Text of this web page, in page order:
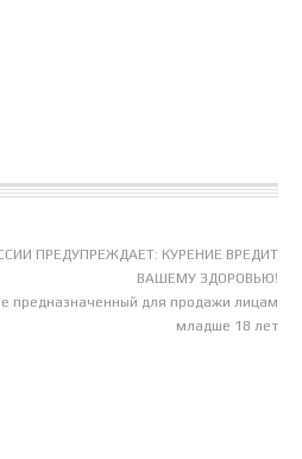
ПРЕДУПРЕЖДАЕТ: КУРЕНИЕ ВРЕДИТ
ВАШЕМУ ЗДОРОВЬЮ!
предназначенный для продажи лицам
младше 18 лет